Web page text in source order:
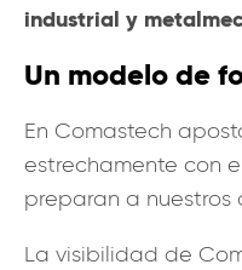
industrial y
Un modelo de
En Comastech
estrechamente con
preparan a nuestros
La visibilidad de